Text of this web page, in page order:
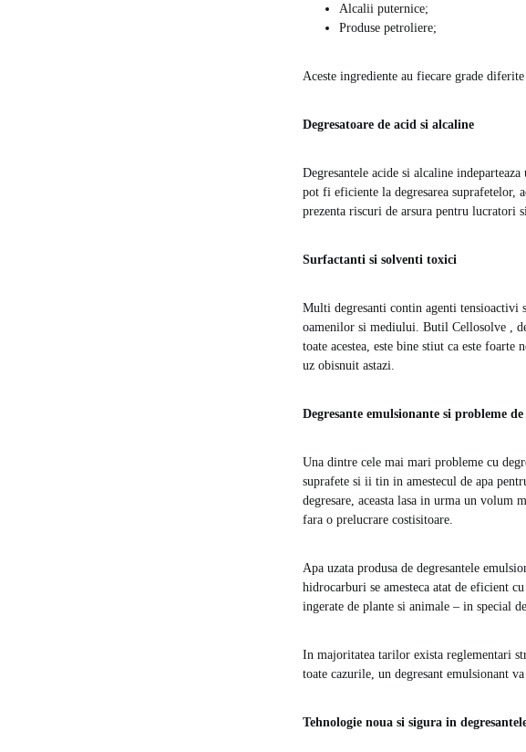
Alcalii puternice;
Produse petroliere;
Aceste ingrediente au fiecare grade
Degresatoare de acid si alcaline
Degresantele acide si alcaline
pot fi eficiente la degresarea suprafetelor,
prezenta riscuri de arsura pentru lucratori
Surfactanti si solventi toxici
Multi degresanti contin agenti tensioactivi
oamenilor si mediului. Butil Cellosolve ,
toate acestea, este bine stiut ca este
uz obisnuit astazi.
Degresante emulsionante si probleme
Una dintre cele mai mari probleme cu
suprafete si ii tin in amestecul de apa
degresare, aceasta lasa in urma un volum
fara o prelucrare costisitoare.
Apa uzata produsa de degresantele
hidrocarburi se amesteca atat de eficient
ingerate de plante si animale – in special
In majoritatea tarilor exista reglementari
toate cazurile, un degresant emulsionant
Tehnologie noua si sigura in